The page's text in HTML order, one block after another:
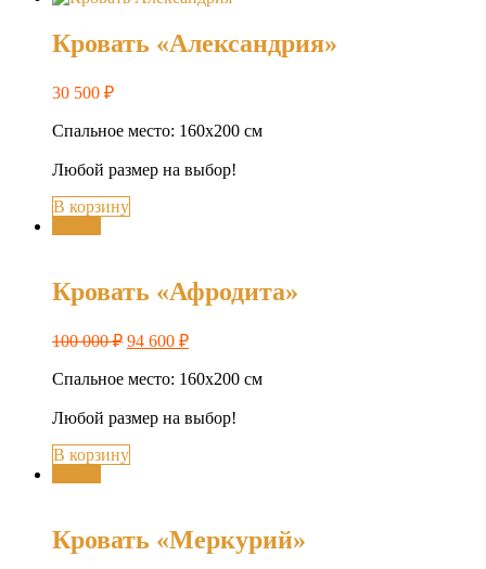
Кровать «Александрия»
30 500 ₽
Спальное место: 160х200 см
Любой размер на выбор!
В корзину
Кровать «Афродита»
100 000₽ 94 600 ₽
Спальное место: 160х200 см
Любой размер на выбор!
В корзину
Кровать «Меркурий»